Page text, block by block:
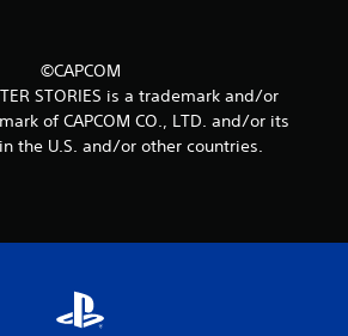
©CAPCOM
STORIES is a trademark and/or
of CAPCOM CO., LTD. and/or its
the U.S. and/or other countries.